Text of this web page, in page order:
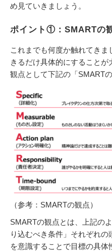
め見ていきましょう。
ポイント①：SMARTの
これまでも何度か触れてき
きるだけ具体的にすること
観点として下記の「SMART
（参考：SMARTの観点）
SMARTの観点とは、上記の
り込むべき条件」それぞれ
を意識することで目標の具